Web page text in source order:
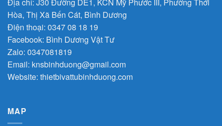
Hòa, Thị Xã Bến Cát, Bình Dương
Điện thoại: 0347 08 18 19
Facebook: Bình Dương Vật Tư
Zalo: 0347081819
Email: knsbinhduong@gmail.com
Website: thietbivattubinhduong.com
MAP